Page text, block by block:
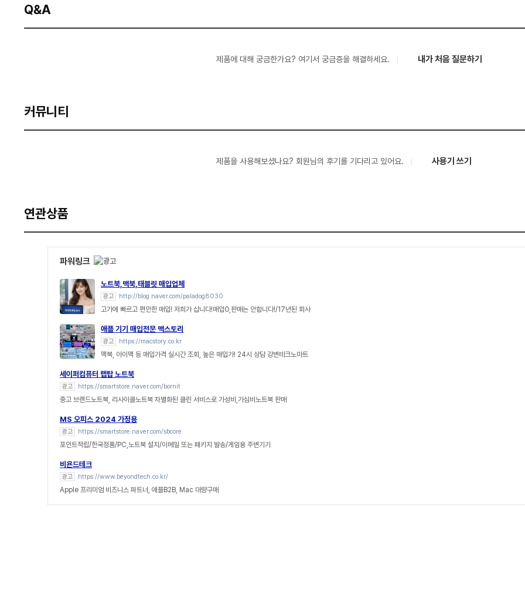
Q&A
제품에 대해 궁금한가요? 여기서 궁금증을 해결하세요. 내가 처음 질문하기
커뮤니티
제품을 사용해보셨나요? 회원님의 후기를 기다리고 있어요. 사용기 쓰기
연관상품
파워링크
노트북,맥북,태블릿 매입업체
광고 http://blog.naver.com/paladog8030
고가에 빠르고 편안한 매입! 저희가 삽니다!매입O,판매는 안합니다!/17년된 회사
애플 기기 매입전문 맥스토리
광고 https://macstory.co.kr
맥북, 아이맥 등 매입가격 실시간 조회, 높은 매입가! 24시 상담 강변테크노마트
세이퍼컴퓨터 랩탑 노트북
광고 https://smartstore.naver.com/bornit
중고 브랜드노트북, 리사이클노트북 차별화된 클린 서비스로 가성비,가심비노트북 판매
MS 오피스 2024 가정용
광고 https://smartstore.naver.com/sbcore
포인트적립/한국정품/PC,노트북 설치/이메일 또는 패키지 발송/게임용 주변기기
비욘드테크
광고 https://www.beyondtech.co.kr/
Apple 프리미엄 비즈니스 파트너, 애플B2B, Mac 대량구매